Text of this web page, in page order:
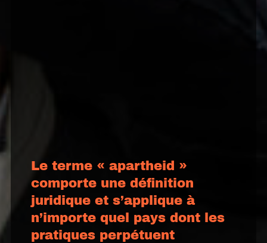
Le terme « apartheid »
comporte une définition
juridique et s’applique à
n’importe quel pays dont les
pratiques perpétuent